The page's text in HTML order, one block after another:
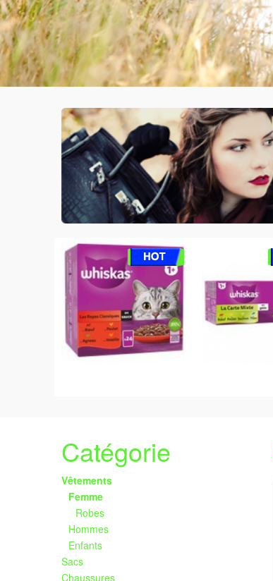
Catégorie
Vêtements
Femme
Robes
Hommes
Enfants
Sacs
Chaussures